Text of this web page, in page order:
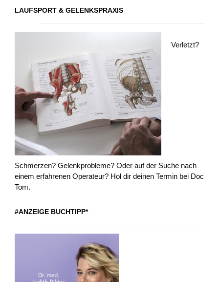
LAUFSPORT & GELENKSPRAXIS
Verletzt?
Schmerzen? Gelenkprobleme? Oder auf der Suche nach
einem erfahrenen Operateur? Hol dir deinen Termin bei Doc
Tom.
#ANZEIGE BUCHTIPP*